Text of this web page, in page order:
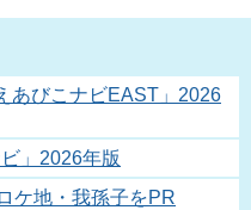
あびこナビEAST」2026
」2026年版
ケ地・我孫子をPR